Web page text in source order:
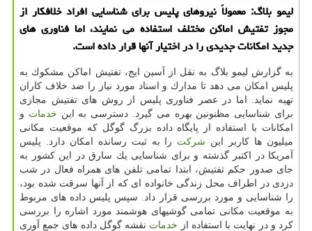
لیمو بلاگ: معمولاً نیروهای پلیس برای شناسایی افراد خلافكار از
مجوز تفتیش اماكن مختلف استفاده می نمایند، اما فناوری های
جدید امكانات جدیدی را در اختیار آنها قرار داده است.
به گزارش لیمو بلاگ به نقل از آسین ایج، تفتیش اماكن مشكوك به
پلیس امكان می دهد تا مدارك و اسناد مورد نیاز را ضد خلاف كاران
تهیه نماید. اما در عصر فناوری پلیس از روش های تفتیش مجازی
برای شناسایی مظنونین بهره می گیرد. دسترسی به این خدمات و
امكانات با استفاده از پایگاه داده بزرگ گوگل كه موقعیت مكانی
میلیون ها كاربر این شركت را به ثبت رسانده امكان دارد. پلیس
آمریكا در اكتبر گذشته و برای شناسایی یك سارق در این كشور به
جای صدور حكم تفتیش، ابتدا تمامی تلفن های همراه فعال در شب
دزدی در اطراف محل زندگی خانواده ای كه از آنها سرقت شده بود،
را شناسایی و مورد بررسی قرار داد. سپس پلیس داده های مربوط
به موقعیت مكانی تمامی گوشیهای هوشمند مورد اشاره را بررسی
كرد و در نهایت با استفاده از خدمات نقشه گوگل داده های جمع آوری